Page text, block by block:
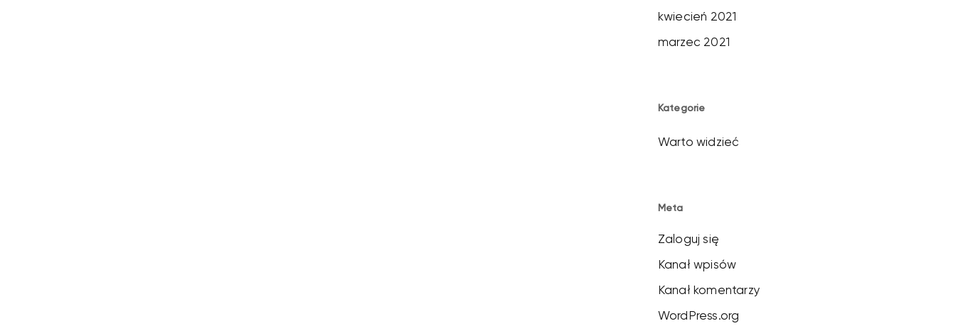
kwiecień 2021
marzec 2021
Kategorie
Warto widzieć
Meta
Zaloguj się
Kanał wpisów
Kanał komentarzy
WordPress.org